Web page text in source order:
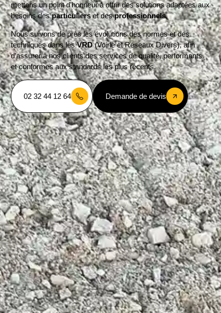
mettons un point d’honneur à offrir des solutions adaptées aux
besoins desparticulierset desprofessionnels.
Nous suivons de près les évolutions des normes et des
techniques dans lesVRD(Voirie et Réseaux Divers), afin
d’assurer à nos clients des services de qualité, performants
et conformes aux standards les plus récents.
02 32 44 12 64 Demande de devis